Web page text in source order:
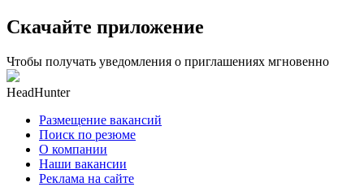
Скачайте приложение
Чтобы получать уведомления о приглашениях мгновенно
HeadHunter
Размещение вакансий
Поиск по резюме
О компании
Наши вакансии
Реклама на сайте